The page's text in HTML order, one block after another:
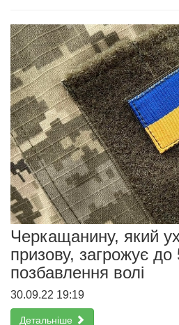
Черкащанину, який
призову, загрожує до
позбавлення волі
30.09.22 19:19
Детальніше